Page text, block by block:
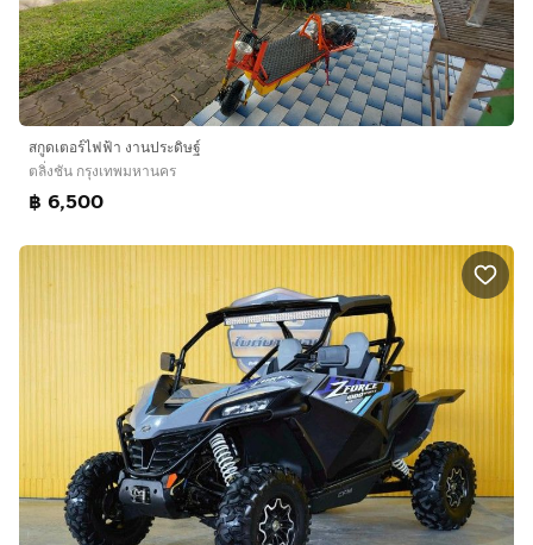
สกูดเตอร์ไฟฟ้า งานประดิษฐ์
ตลิ่งชัน กรุงเทพมหานคร
฿ 6,500